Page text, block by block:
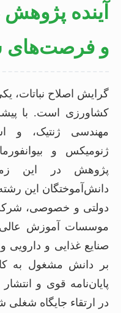
آینده پژوهش
و فرصت‌های
گرایش اصلاح نباتات،
کشاورزی است. با
مهندسی ژنتیک، و
ژنومیکس و
پژوهش در این
دانش‌آموختگان این
دولتی و خصوصی،
موسسات آموزش
صنایع غذایی و دارویی
بر دانش مشغول به
پایان‌نامه قوی و
در ارتقاء جایگاه